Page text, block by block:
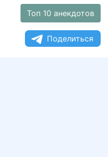
Топ 10 анекдотов
Поделиться